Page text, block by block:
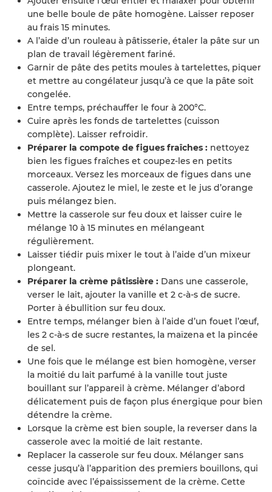
une belle boule de pâte homogène. Laisser reposer
au frais 15 minutes.
A l’aide d’un rouleau à pâtisserie, étaler la pâte sur un
plan de travail légèrement fariné.
Garnir de pâte des petits moules à tartelettes, piquer
et mettre au congélateur jusqu’à ce que la pâte soit
congelée.
Entre temps, préchauffer le four à 200°C.
Cuire après les fonds de tartelettes (cuisson
complète). Laisser refroidir.
Préparer la compote de figues fraîches : nettoyez
bien les figues fraîches et coupez-les en petits
morceaux. Versez les morceaux de figues dans une
casserole. Ajoutez le miel, le zeste et le jus d’orange
puis mélangez bien.
Mettre la casserole sur feu doux et laisser cuire le
mélange 10 à 15 minutes en mélangeant
régulièrement.
Laisser tiédir puis mixer le tout à l’aide d’un mixeur
plongeant.
Préparer la crème pâtissière : Dans une casserole,
verser le lait, ajouter la vanille et 2 c-à-s de sucre.
Porter à ébullition sur feu doux.
Entre temps, mélanger bien à l’aide d’un fouet l’œuf,
les 2 c-à-s de sucre restantes, la maïzena et la pincée
de sel.
Une fois que le mélange est bien homogène, verser
la moitié du lait parfumé à la vanille tout juste
bouillant sur l’appareil à crème. Mélanger d’abord
délicatement puis de façon plus énergique pour bien
détendre la crème.
Lorsque la crème est bien souple, la reverser dans la
casserole avec la moitié de lait restante.
Replacer la casserole sur feu doux. Mélanger sans
cesse jusqu’à l’apparition des premiers bouillons, qui
coïncide avec l’épaississement de la crème. Cette